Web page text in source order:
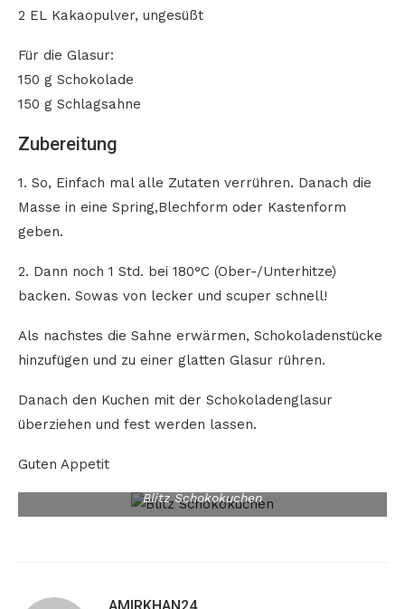
2 EL Kakaopulver, ungesüßt
Für die Glasur:
150 g Schokolade
150 g Schlagsahne
Zubereitung
1. So, Einfach mal alle Zutaten verrühren. Danach die
Masse in eine Spring,Blechform oder Kastenform
geben.
2. Dann noch 1 Std. bei 180°C (Ober-/Unterhitze)
backen. Sowas von lecker und scuper schnell!
Als nachstes die Sahne erwärmen, Schokoladenstücke
hinzufügen und zu einer glatten Glasur rühren.
Danach den Kuchen mit der Schokoladenglasur
überziehen und fest werden lassen.
Guten Appetit
Blitz Schokokuchen